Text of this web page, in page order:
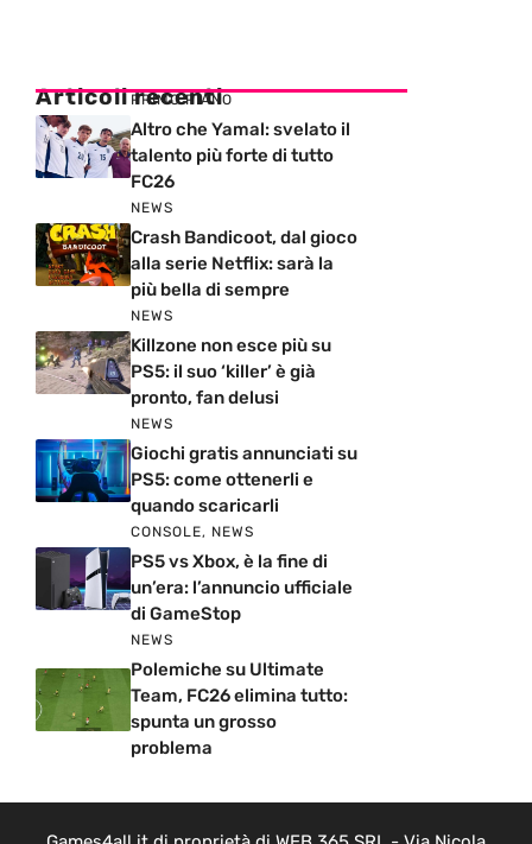
Articoli recenti
PRIMO PIANO
Altro che Yamal: svelato il
talento più forte di tutto
FC26
NEWS
Crash Bandicoot, dal gioco
alla serie Netflix: sarà la
più bella di sempre
NEWS
Killzone non esce più su
PS5: il suo ‘killer’ è già
pronto, fan delusi
NEWS
Giochi gratis annunciati su
PS5: come ottenerli e
quando scaricarli
CONSOLE, NEWS
PS5 vs Xbox, è la fine di
un’era: l’annuncio ufficiale
di GameStop
NEWS
Polemiche su Ultimate
Team, FC26 elimina tutto:
spunta un grosso
problema